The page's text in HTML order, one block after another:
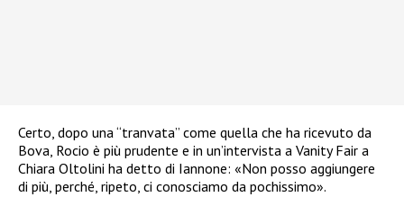
Certo, dopo una “tranvata” come quella che ha ricevuto da
Bova, Rocio è più prudente e in un’intervista a Vanity Fair a
Chiara Oltolini ha detto di Iannone: «Non posso aggiungere
di più, perché, ripeto, ci conosciamo da pochissimo».